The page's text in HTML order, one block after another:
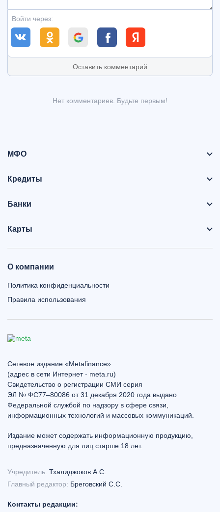
Войти через:
Оставить комментарий
Нет комментариев. Будьте первым!
МФО
Кредиты
Банки
Карты
О компании
Политика конфиденциальности
Правила использования
Сетевое издание «Metafinance»
(адрес в сети Интернет - meta.ru)
Свидетельство о регистрации СМИ серия
ЭЛ № ФС77–80086 от 31 декабря 2020 года выдано
Федеральной службой по надзору в сфере связи,
информационных технологий и массовых коммуникаций.
Издание может содержать информационную продукцию,
предназначенную для лиц старше 18 лет.
Учредитель: Тхалиджоков А.С.
Главный редактор: Бреговский С.С.
Контакты редакции: